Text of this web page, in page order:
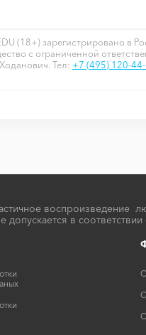
(18+) зарегистрировано
с ограниченной
Тел: +7 (495) 120-
воспроизведение
допускается в соответствии